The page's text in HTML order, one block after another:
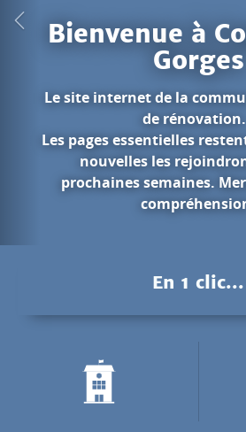
les
en cours
de
votre
pour
En 1 clic...